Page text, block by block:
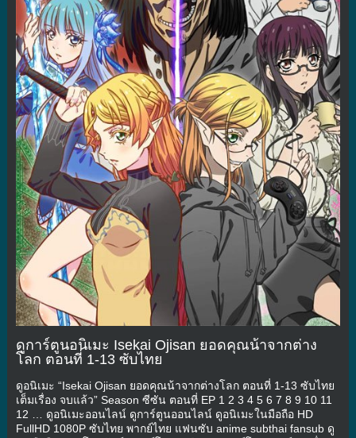
ดูการ์ตูนอนิเมะ Isekai Ojisan ยอดคุณน้าจากต่าง
โลก ตอนที่ 1-13 ซับไทย
ดูอนิเมะ “Isekai Ojisan ยอดคุณน้าจากต่างโลก ตอนที่ 1-13 ซับไทย
เต็มเรื่อง จบแล้ว” Season ซีซัน ตอนที่ EP 1 2 3 4 5 6 7 8 9 10 11
12 … ดูอนิเมะออนไลน์ ดูการ์ตูนออนไลน์ ดูอนิเมะในมือถือ HD
FullHD 1080P ซับไทย พากย์ไทย แฟนซับ anime subthai fansub ดู